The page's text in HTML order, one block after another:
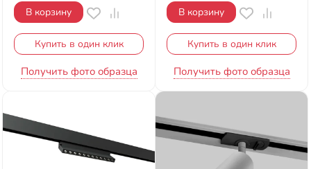
В корзину
Купить в один клик
Получить фото образца
В корзину
Купить в один клик
Получить фото образца